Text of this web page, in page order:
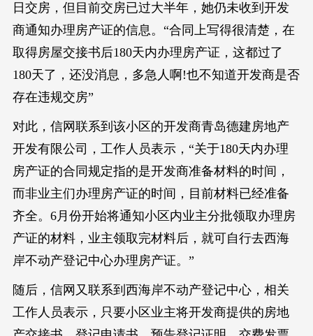
日交房，但目前交房已过大半年，她仍未收到开发
商通知办理房产证的信息。“合同上写得很清楚，在
取得房屋交接书后180天内办理房产证，这都过了
180天了，还没消息，多急人啊!也不知道开发商是否
存在违规交房”
对此，信网联系到该小区的开发商青岛德建房地产
开发有限公司，工作人员表示，“关于180天内办理
房产证的合同规定指的是开发商准备材料的时间，
而非业主们办理房产证的时间，目前材料已经准备
齐全。6月份开始将通知小区内业主分批领取办理房
产证的材料，业主领取完材料后，就可自行去西海
岸不动产登记中心办理房产证。”
随后，信网又联系到西海岸不动产登记中心，相关
工作人员表示，只要小区业主将开发商提供的房地